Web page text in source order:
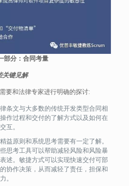
部分：合同考量​
关键见解
要和法律专家进行明确的探讨:
条文与大多数的传统开发类型合同相
作过程和交付的了解方式以及如何在
互。
益原则和系统思考需要有一定了解。
思考工具可以帮助减轻风险和风险暴
述。敏捷方式可以实现快速交付可部
协作决策，从而减轻了责任，担保和
。